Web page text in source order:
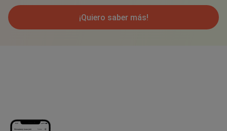
¡Quiero saber más!